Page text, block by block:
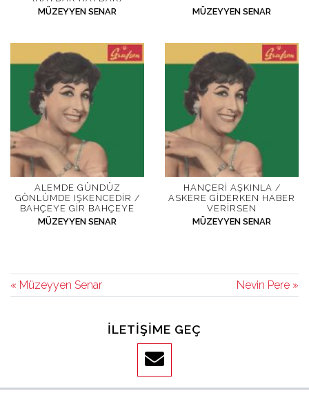
MÜZEYYEN SENAR
MÜZEYYEN SENAR
ALEMDE GÜNDÜZ
GÖNLÜMDE IŞKENCEDIR /
BAHÇEYE GIR BAHÇEYE
MÜZEYYEN SENAR
HANÇERI AŞKINLA /
ASKERE GIDERKEN HABER
VERIRSEN
MÜZEYYEN SENAR
« Müzeyyen Senar Nevin Pere »
İLETIŞIME GEÇ